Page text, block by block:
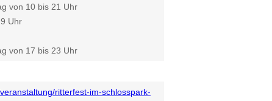
von 10 bis 21 Uhr
Uhr
von 17 bis 23 Uhr
ritterfest-im-schlosspark-